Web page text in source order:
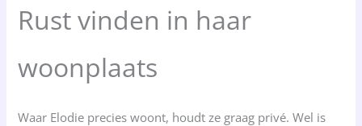
Rust vinden in haar
woonplaats
Waar Elodie precies woont, houdt ze graag privé. Wel is